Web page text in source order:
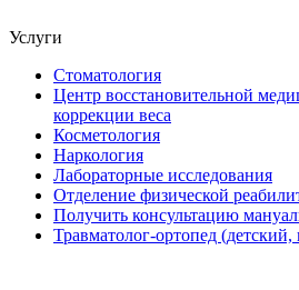
Услуги
Стоматология
Центр восстановительной
коррекции веса
Косметология
Наркология
Лабораторные исследования
Отделение физической
Получить консультацию
Травматолог-ортопед (детский,